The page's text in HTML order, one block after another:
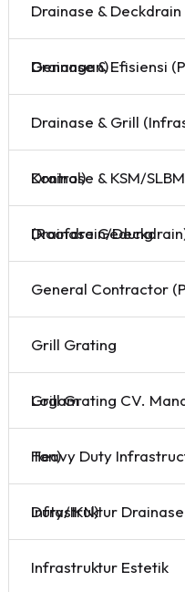
Drainase &
Drainase & Efisiensi (Penyebab Genangan)
Drainase & Grill
Drainase & KSM/SLBM (Tutup Bak Kontrol)
Drainase Gedung (Roofdrain/
General Contractor
Grill Grating
Grill Grating CV. Mandiri Sukses Logam
Heavy Duty Infrastructure (Manhole 40 Ton)
Infrastruktur Drainase (Heavy Duty/IKN)
Infrastruktur Estetik